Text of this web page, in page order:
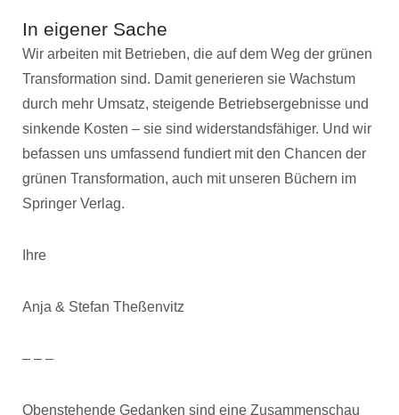
In eigener Sache
Wir arbeiten mit Betrieben, die auf dem Weg der grünen
Transformation sind. Damit generieren sie Wachstum
durch mehr Umsatz, steigende Betriebsergebnisse und
sinkende Kosten – sie sind widerstandsfähiger. Und wir
befassen uns umfassend fundiert mit den Chancen der
grünen Transformation, auch mit unseren Büchern im
Springer Verlag.
Ihre
Anja & Stefan Theßenvitz
– – –
Obenstehende Gedanken sind eine Zusammenschau